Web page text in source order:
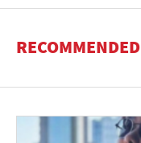
RECOMMENDED